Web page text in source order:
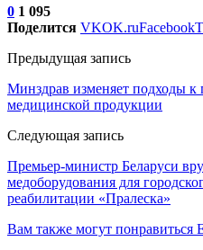
0 1 095
Поделится VKOK.ruFacebook
Предыдущая запись
Минздрав изменяет подходы
медицинской продукции
Следующая запись
Премьер-министр Беларуси
медоборудования для
реабилитации «Пралеска»
Вам также могут понравиться